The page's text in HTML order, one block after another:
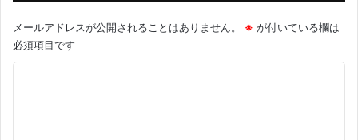
メールアドレスが公開されることはありません。 ※ が付いている欄は
必須項目です